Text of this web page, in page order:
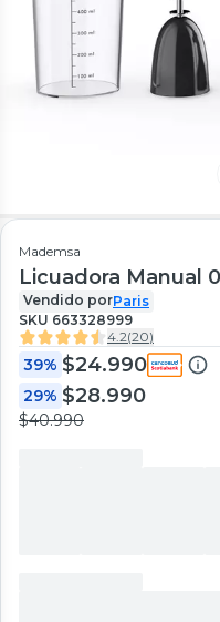
Mademsa
Licuadora Manual
Vendido porParis
SKU 663328999
4.2(20)
39% $24.990
29% $28.990
$40.990